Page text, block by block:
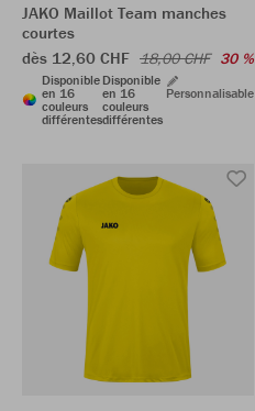
JAKO Maillot Team manches
courtes
dès 12,60 CHF 18,00 CHF 30 %
Disponible
en 16
couleurs
différentes
Disponible
en 16
couleurs
différentes
Personnalisable